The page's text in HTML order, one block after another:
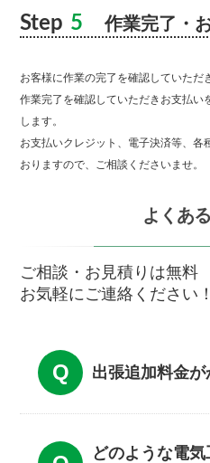
Step 5 作業完了・
お客様に作業の完了を確認していただ
作業完了を確認していただきお支払い
します。
お支払いクレジット、電子決済等、各
おりますので、ご相談くださいませ。
よくあ
ご相談・お見積りは無料
お気軽にご連絡ください！
出張追加料金が
どのような電